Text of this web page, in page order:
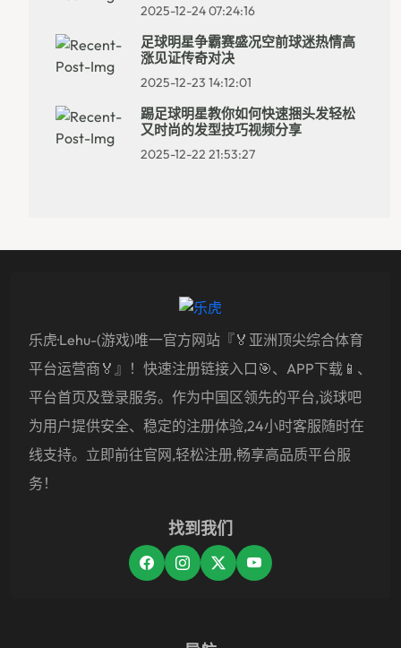
2025-12-24 07:24:16
足球明星争霸赛盛况空前球迷热情高
涨见证传奇对决
2025-12-23 14:12:01
踢足球明星教你如何快速捆头发轻松
又时尚的发型技巧视频分享
2025-12-22 21:53:27
乐虎·lehu-(游戏)唯一官方网站『🏅亚洲顶尖综合体育
平台运营商🏅』！快速注册链接入口🎯、APP下载📱、
平台首页及登录服务。作为中国区领先的平台,谈球吧
为用户提供安全、稳定的注册体验,24小时客服随时在
线支持。立即前往官网,轻松注册,畅享高品质平台服
务！
找到我们